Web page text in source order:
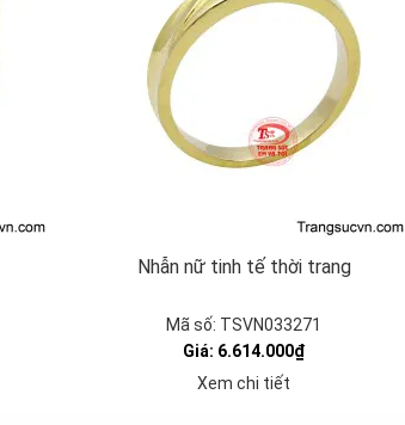
Nhẫn nữ tinh tế thời trang
Mã số: TSVN033271
Giá: 6.614.000₫
Xem chi tiết